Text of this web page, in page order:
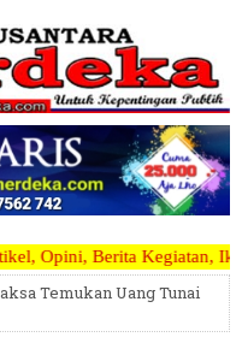
Pariwara dapat
Temukan Uang Tunai